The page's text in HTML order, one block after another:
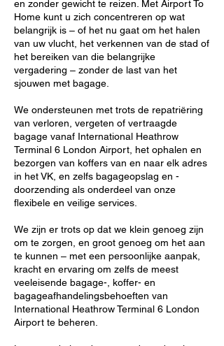
en zonder gewicht te reizen. Met Airport To
Home kunt u zich concentreren op wat
belangrijk is – of het nu gaat om het halen
van uw vlucht, het verkennen van de stad of
het bereiken van die belangrijke
vergadering – zonder de last van het
sjouwen met bagage.
We ondersteunen met trots de repatriëring
van verloren, vergeten of vertraagde
bagage vanaf International Heathrow
Terminal 6 London Airport, het ophalen en
bezorgen van koffers van en naar elk adres
in het VK, en zelfs bagageopslag en -
doorzending als onderdeel van onze
flexibele en veilige services.
We zijn er trots op dat we klein genoeg zijn
om te zorgen, en groot genoeg om het aan
te kunnen – met een persoonlijke aanpak,
kracht en ervaring om zelfs de meest
veeleisende bagage-, koffer- en
bagageafhandelingsbehoeften van
International Heathrow Terminal 6 London
Airport te beheren.